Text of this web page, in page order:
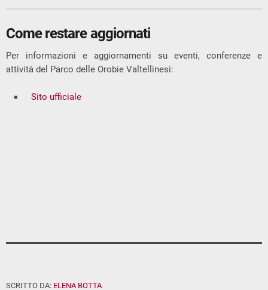
Come restare aggiornati
Per informazioni e aggiornamenti su eventi, conferenze e
attività del Parco delle Orobie Valtellinesi:
Sito ufficiale
SCRITTO DA: ELENA BOTTA